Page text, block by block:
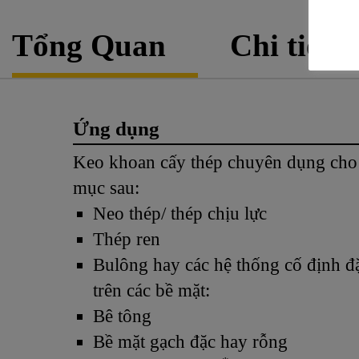
Tổng Quan Chi tiết
Ứng dụng
Keo khoan cấy thép chuyên dụng
mục sau:
Neo thép/ thép chịu lực
Thép ren
Bulông hay các hệ thống cố định
trên các bề mặt:
Bê tông
Bề mặt gạch đặc hay rỗng